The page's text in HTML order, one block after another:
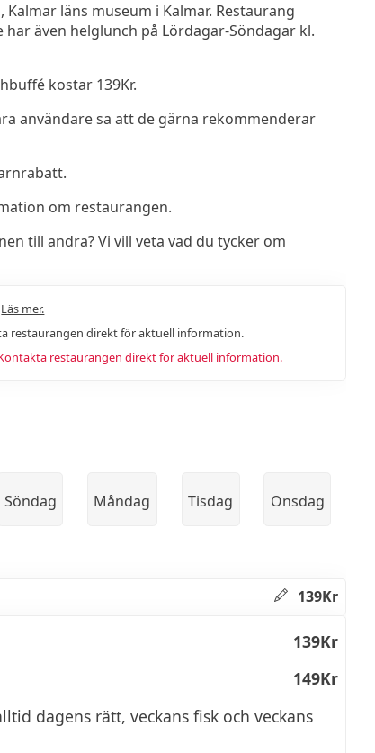
läns museum i Kalmar. Restaurang
har även helglunch på Lördagar-Söndagar kl.
kostar 139Kr.
användare sa att de gärna rekommenderar
om restaurangen.
till andra? Vi vill veta vad du tycker om
Läs mer.
restaurangen direkt för aktuell information.
restaurangen direkt för aktuell information.
Söndag Måndag Tisdag Onsdag
139Kr
139Kr
149Kr
dagens rätt, veckans fisk och veckans